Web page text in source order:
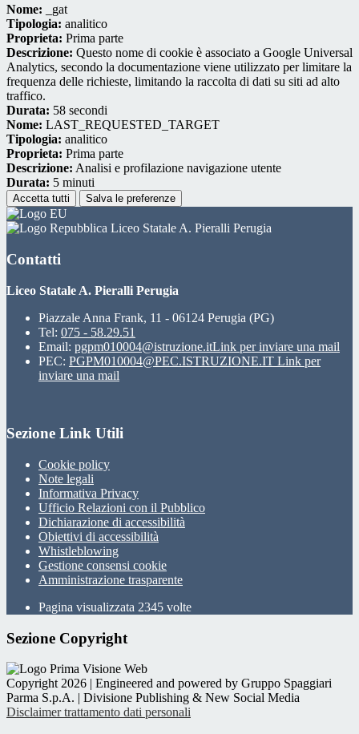
Nome: _gat
Tipologia: analitico
Proprieta: Prima parte
Descrizione: Questo nome di cookie è associato a Google Universal
Analytics, secondo la documentazione viene utilizzato per limitare la
frequenza delle richieste, limitando la raccolta di dati su siti ad alto
traffico.
Durata: 58 secondi
Nome: LAST_REQUESTED_TARGET
Tipologia: analitico
Proprieta: Prima parte
Descrizione: Analisi e profilazione navigazione utente
Durata: 5 minuti
Accetta tutti Salva le preferenze
Liceo Statale A. Pieralli Perugia
Contatti
Liceo Statale A. Pieralli Perugia
Piazzale Anna Frank, 11 - 06124 Perugia (PG)
Tel: 075 - 58.29.51
Email: pgpm010004@istruzione.itLink per inviare una mail
PEC: PGPM010004@PEC.ISTRUZIONE.IT Link per
inviare una mail
Sezione Link Utili
Cookie policy
Note legali
Informativa Privacy
Ufficio Relazioni con il Pubblico
Dichiarazione di accessibilità
Obiettivi di accessibilità
Whistleblowing
Gestione consensi cookie
Amministrazione trasparente
Pagina visualizzata 2345 volte
Sezione Copyright
Copyright 2026 | Engineered and powered by Gruppo Spaggiari
Parma S.p.A. | Divisione Publishing & New Social Media
Disclaimer trattamento dati personali